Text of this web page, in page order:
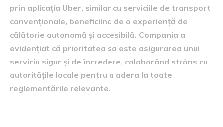
prin aplicația Uber, similar cu serviciile de transport
convenționale, beneficiind de o experiență de
călătorie autonomă și accesibilă. Compania a
evidențiat că prioritatea sa este asigurarea unui
serviciu sigur și de încredere, colaborând strâns cu
autoritățile locale pentru a adera la toate
reglementările relevante.